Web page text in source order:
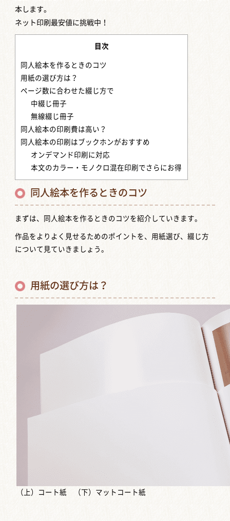
本します。
ネット印刷最安値に挑戦中！
目次
同人絵本を作るときのコツ
用紙の選び方は？
ページ数に合わせた綴じ方で
中綴じ冊子
無線綴じ冊子
同人絵本の印刷費は高い？
同人絵本の印刷はブックホンがおすすめ
オンデマンド印刷に対応
本文のカラー・モノクロ混在印刷でさらにお得
同人絵本を作るときのコツ
まずは、同人絵本を作るときのコツを紹介していきます。
作品をよりよく見せるためのポイントを、用紙選び、綴じ方
について見ていきましょう。
用紙の選び方は？
（上）コート紙 （下）マットコート紙